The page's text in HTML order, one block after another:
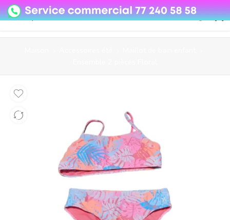
08o35epzeyex8vmjn04i2j4algz26o